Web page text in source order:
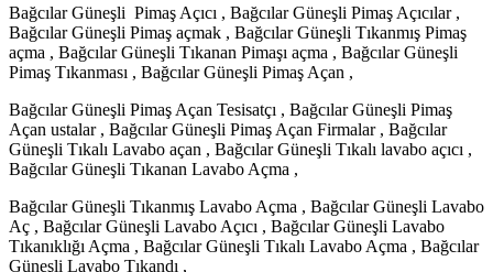
Bağcılar Güneşli Pimaş Açıcı , Bağcılar Güneşli Pimaş Açıcılar ,
Bağcılar Güneşli Pimaş açmak , Bağcılar Güneşli Tıkanmış Pimaş
açma , Bağcılar Güneşli Tıkanan Pimaşı açma , Bağcılar Güneşli
Pimaş Tıkanması , Bağcılar Güneşli Pimaş Açan ,
Bağcılar Güneşli Pimaş Açan Tesisatçı , Bağcılar Güneşli Pimaş
Açan ustalar , Bağcılar Güneşli Pimaş Açan Firmalar , Bağcılar
Güneşli Tıkalı Lavabo açan , Bağcılar Güneşli Tıkalı lavabo açıcı ,
Bağcılar Güneşli Tıkanan Lavabo Açma ,
Bağcılar Güneşli Tıkanmış Lavabo Açma , Bağcılar Güneşli Lavabo
Aç , Bağcılar Güneşli Lavabo Açıcı , Bağcılar Güneşli Lavabo
Tıkanıklığı Açma , Bağcılar Güneşli Tıkalı Lavabo Açma , Bağcılar
Güneşli Lavabo Tıkandı ,